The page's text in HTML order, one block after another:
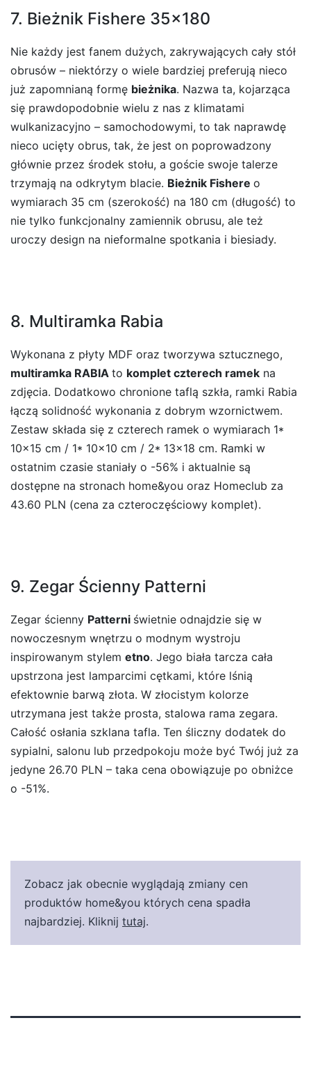
7. Bieżnik Fishere 35×180
Nie każdy jest fanem dużych, zakrywających cały stół
obrusów – niektórzy o wiele bardziej preferują nieco
już zapomnianą formę bieżnika. Nazwa ta, kojarząca
się prawdopodobnie wielu z nas z klimatami
wulkanizacyjno – samochodowymi, to tak naprawdę
nieco ucięty obrus, tak, że jest on poprowadzony
głównie przez środek stołu, a goście swoje talerze
trzymają na odkrytym blacie. Bieżnik Fishere o
wymiarach 35 cm (szerokość) na 180 cm (długość) to
nie tylko funkcjonalny zamiennik obrusu, ale też
uroczy design na nieformalne spotkania i biesiady.
8. Multiramka Rabia
Wykonana z płyty MDF oraz tworzywa sztucznego,
multiramka RABIA to komplet czterech ramek na
zdjęcia. Dodatkowo chronione taflą szkła, ramki Rabia
łączą solidność wykonania z dobrym wzornictwem.
Zestaw składa się z czterech ramek o wymiarach 1*
10×15 cm / 1* 10×10 cm / 2* 13×18 cm. Ramki w
ostatnim czasie staniały o -56% i aktualnie są
dostępne na stronach home&you oraz Homeclub za
43.60 PLN (cena za czteroczęściowy komplet).
9. Zegar Ścienny Patterni
Zegar ścienny Patterni świetnie odnajdzie się w
nowoczesnym wnętrzu o modnym wystroju
inspirowanym stylem etno. Jego biała tarcza cała
upstrzona jest lamparcimi cętkami, które lśnią
efektownie barwą złota. W złocistym kolorze
utrzymana jest także prosta, stalowa rama zegara.
Całość osłania szklana tafla. Ten śliczny dodatek do
sypialni, salonu lub przedpokoju może być Twój już za
jedyne 26.70 PLN – taka cena obowiązuje po obniżce
o -51%.
Zobacz jak obecnie wyglądają zmiany cen
produktów home&you których cena spadła
najbardziej. Kliknij tutaj.